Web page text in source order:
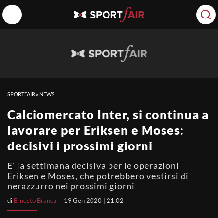
SPORTFAIR » NEWS
Calciomercato Inter, si continua a
lavorare per Eriksen e Moses:
decisivi i prossimi giorni
E' la settimana decisiva per le operazioni
Eriksen e Moses, che potrebbero vestirsi di
nerazzurro nei prossimi giorni
di Ernesto Branca 19 Gen 2020 | 21:02